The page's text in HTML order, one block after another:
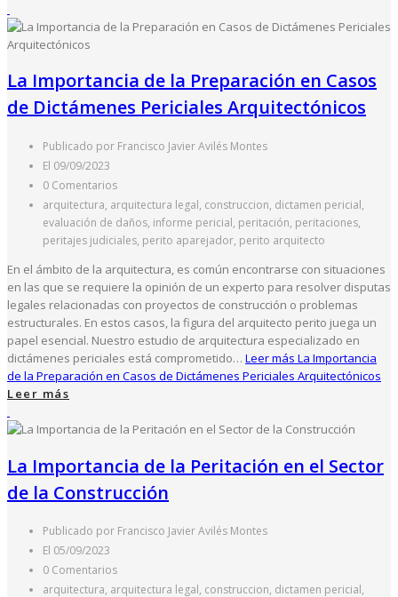
La Importancia de la Preparación en Casos
de Dictámenes Periciales Arquitectónicos
Publicado por Francisco Javier Avilés Montes
El 09/09/2023
0 Comentarios
arquitectura, arquitectura legal, construccion, dictamen pericial,
evaluación de daños, informe pericial, peritación, peritaciones,
peritajes judiciales, perito aparejador, perito arquitecto
En el ámbito de la arquitectura, es común encontrarse con situaciones
en las que se requiere la opinión de un experto para resolver disputas
legales relacionadas con proyectos de construcción o problemas
estructurales. En estos casos, la figura del arquitecto perito juega un
papel esencial. Nuestro estudio de arquitectura especializado en
dictámenes periciales está comprometido… Leer más La Importancia
de la Preparación en Casos de Dictámenes Periciales Arquitectónicos
Leer más
La Importancia de la Peritación en el Sector
de la Construcción
Publicado por Francisco Javier Avilés Montes
El 05/09/2023
0 Comentarios
arquitectura, arquitectura legal, construccion, dictamen pericial,